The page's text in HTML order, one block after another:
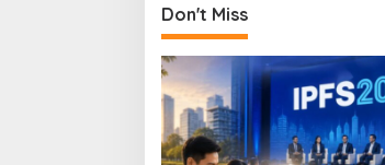
t
n
a
v
i
Don't Miss